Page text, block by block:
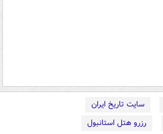
سایت تاریخ ایران
رزرو هتل استانبول